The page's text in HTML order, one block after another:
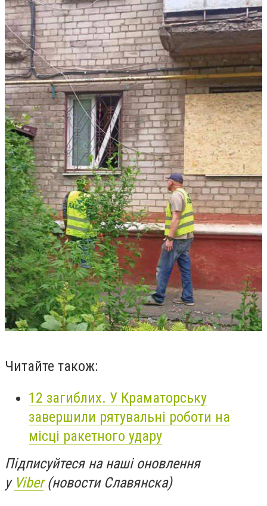
Читайте також:
12 загиблих. У Краматорську
завершили рятувальні роботи на
місці ракетного удару
Підписуйтеся на наші оновлення
у Viber(новости Славянска)